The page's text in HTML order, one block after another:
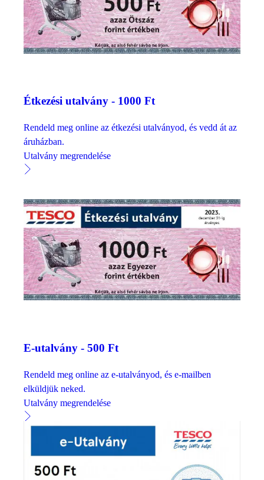
Étkezési utalvány - 1000 Ft
Rendeld meg online az étkezési utalványod, és vedd át az
áruházban.
Utalvány megrendelése
E-utalvány - 500 Ft
Rendeld meg online az e-utalványod, és e-mailben
elküldjük neked.
Utalvány megrendelése